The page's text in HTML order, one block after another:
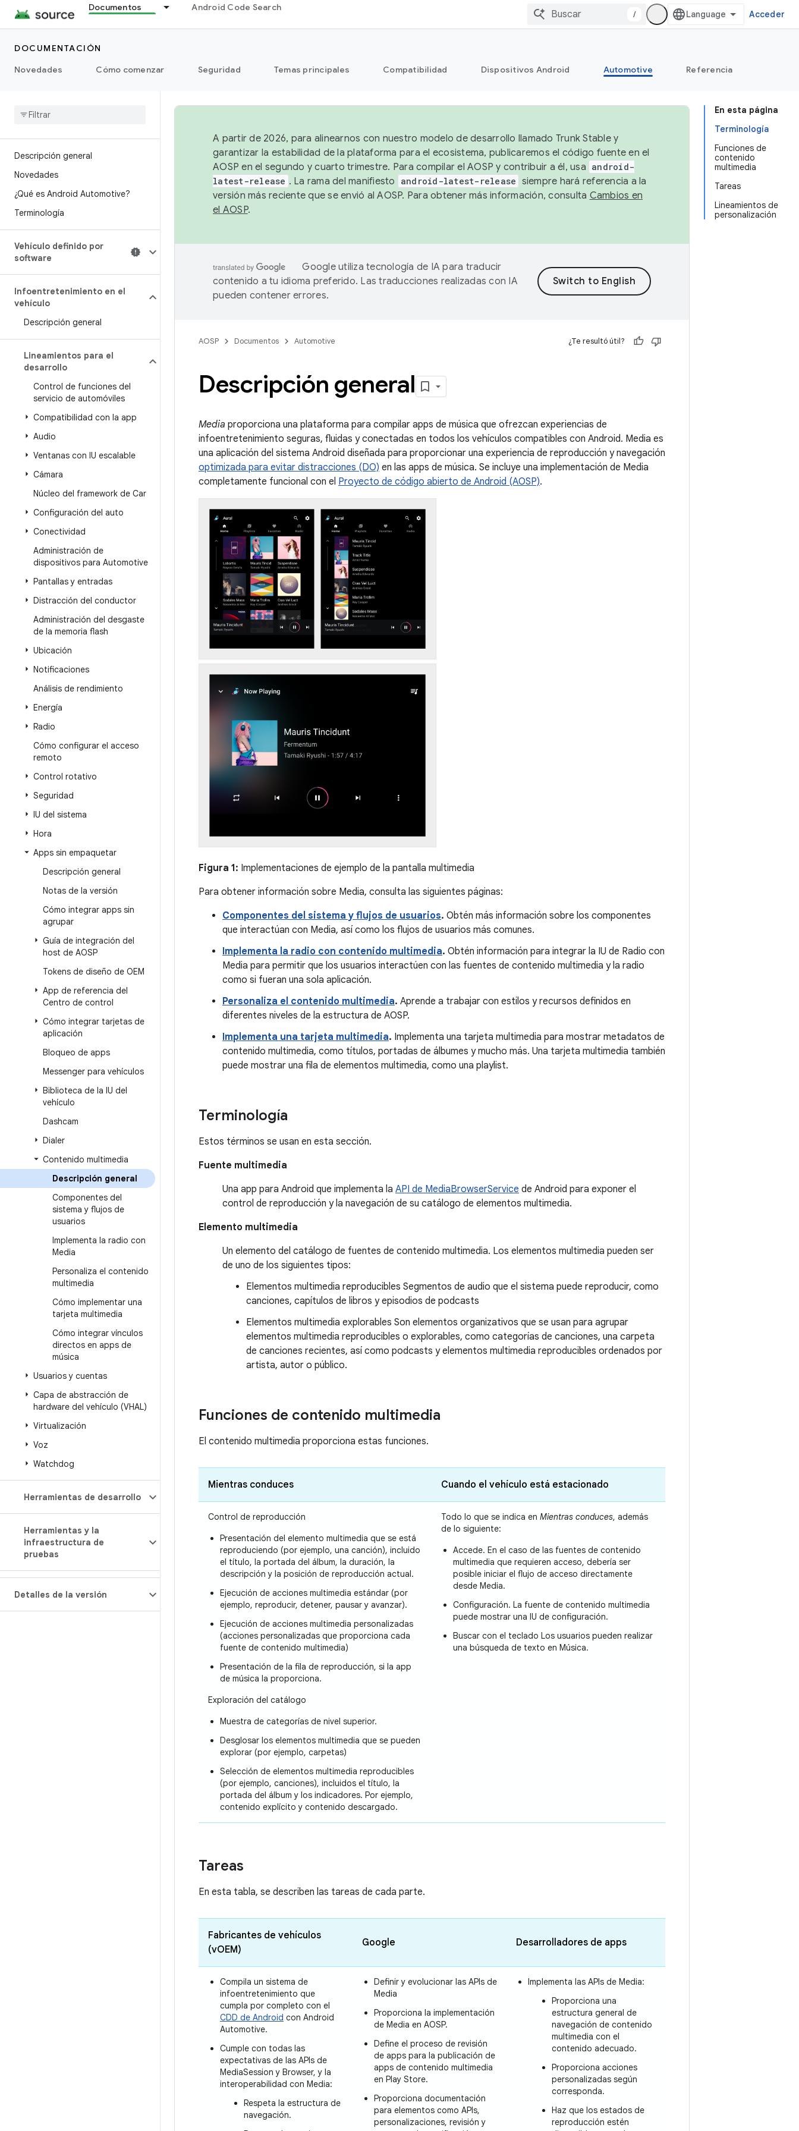
Documentos Android Code Search
/ Acceder
DOCUMENTACIÓN
Novedades
Cómo comenzar Seguridad Temas principales Compatibilidad Dispositivos Android Automotive Referencia
Descripción general
Novedades
¿Qué es Android Automotive?
Terminología
Vehículo definido por
software
Infoentretenimiento en el
vehículo
Descripción general
Lineamientos para el
desarrollo
Control de funciones del
servicio de automóviles
Compatibilidad con la app
Audio
Ventanas con IU escalable
Cámara
Núcleo del framework de Car
Configuración del auto
Conectividad
Administración de
dispositivos para Automotive
Pantallas y entradas
Distracción del conductor
Administración del desgaste
de la memoria flash
Ubicación
Notificaciones
Análisis de rendimiento
Energía
Radio
Cómo configurar el acceso
remoto
Control rotativo
Seguridad
IU del sistema
Hora
Apps sin empaquetar
Descripción general
Notas de la versión
Cómo integrar apps sin
agrupar
Guía de integración del
host de AOSP
Tokens de diseño de OEM
App de referencia del
Centro de control
Cómo integrar tarjetas de
aplicación
Bloqueo de apps
Messenger para vehículos
Biblioteca de la IU del
vehículo
Dashcam
Dialer
Contenido multimedia
Descripción general
Componentes del
sistema y flujos de
usuarios
Implementa la radio con
Media
Personaliza el contenido
multimedia
Cómo implementar una
tarjeta multimedia
Cómo integrar vínculos
directos en apps de
música
Usuarios y cuentas
Capa de abstracción de
hardware del vehículo (VHAL)
Virtualización
Voz
Watchdog
Herramientas de desarrollo
Herramientas y la
infraestructura de
pruebas
Detalles de la versión
En esta página
Terminología
Funciones de
contenido
multimedia
Tareas
Lineamientos de
personalización
A partir de 2026, para alinearnos con nuestro modelo de desarrollo llamado Trunk Stable y
garantizar la estabilidad de la plataforma para el ecosistema, publicaremos el código fuente en el
AOSP en el segundo y cuarto trimestre. Para compilar el AOSP y contribuir a él, usa android-
latest-release . La rama del manifiesto android-latest-release siempre hará referencia a la
versión más reciente que se envió al AOSP. Para obtener más información, consulta Cambios en
el AOSP.
Google utiliza tecnología de IA para traducir
contenido a tu idioma preferido. Las traducciones realizadas con IA
pueden contener errores.
AOSP Documentos Automotive ¿Te resultó útil?
Descripción general
Media proporciona una plataforma para compilar apps de música que ofrezcan experiencias de
infoentretenimiento seguras, fluidas y conectadas en todos los vehículos compatibles con Android. Media es
una aplicación del sistema Android diseñada para proporcionar una experiencia de reproducción y navegación
optimizada para evitar distracciones (DO) en las apps de música. Se incluye una implementación de Media
completamente funcional con el Proyecto de código abierto de Android (AOSP).
Figura 1: Implementaciones de ejemplo de la pantalla multimedia
Para obtener información sobre Media, consulta las siguientes páginas:
Componentes del sistema y flujos de usuarios. Obtén más información sobre los componentes
que interactúan con Media, así como los flujos de usuarios más comunes.
Implementa la radio con contenido multimedia. Obtén información para integrar la IU de Radio con
Media para permitir que los usuarios interactúen con las fuentes de contenido multimedia y la radio
como si fueran una sola aplicación.
Personaliza el contenido multimedia. Aprende a trabajar con estilos y recursos definidos en
diferentes niveles de la estructura de AOSP.
Implementa una tarjeta multimedia. Implementa una tarjeta multimedia para mostrar metadatos de
contenido multimedia, como títulos, portadas de álbumes y mucho más. Una tarjeta multimedia también
puede mostrar una fila de elementos multimedia, como una playlist.
Terminología
Estos términos se usan en esta sección.
Fuente multimedia
Una app para Android que implementa la API de MediaBrowserService de Android para exponer el
control de reproducción y la navegación de su catálogo de elementos multimedia.
Elemento multimedia
Un elemento del catálogo de fuentes de contenido multimedia. Los elementos multimedia pueden ser
de uno de los siguientes tipos:
Elementos multimedia reproducibles Segmentos de audio que el sistema puede reproducir, como
canciones, capítulos de libros y episodios de podcasts
Elementos multimedia explorables Son elementos organizativos que se usan para agrupar
elementos multimedia reproducibles o explorables, como categorías de canciones, una carpeta
de canciones recientes, así como podcasts y elementos multimedia reproducibles ordenados por
artista, autor o público.
Funciones de contenido multimedia
El contenido multimedia proporciona estas funciones.
Mientras conduces Cuando el vehículo está estacionado
Control de reproducción
Presentación del elemento multimedia que se está
reproduciendo (por ejemplo, una canción), incluido
el título, la portada del álbum, la duración, la
descripción y la posición de reproducción actual.
Ejecución de acciones multimedia estándar (por
ejemplo, reproducir, detener, pausar y avanzar).
Ejecución de acciones multimedia personalizadas
(acciones personalizadas que proporciona cada
fuente de contenido multimedia)
Presentación de la fila de reproducción, si la app
de música la proporciona.
Exploración del catálogo
Muestra de categorías de nivel superior.
Desglosar los elementos multimedia que se pueden
explorar (por ejemplo, carpetas)
Selección de elementos multimedia reproducibles
(por ejemplo, canciones), incluidos el título, la
portada del álbum y los indicadores. Por ejemplo,
contenido explícito y contenido descargado.
Todo lo que se indica en Mientras conduces, además
de lo siguiente:
Accede. En el caso de las fuentes de contenido
multimedia que requieren acceso, debería ser
posible iniciar el flujo de acceso directamente
desde Media.
Configuración. La fuente de contenido multimedia
puede mostrar una IU de configuración.
Buscar con el teclado Los usuarios pueden realizar
una búsqueda de texto en Música.
Tareas
En esta tabla, se describen las tareas de cada parte.
Fabricantes de vehículos
(vOEM)
Google Desarrolladores de apps
Compila un sistema de
infoentretenimiento que
cumpla por completo con el
CDD de Android con Android
Automotive.
Cumple con todas las
expectativas de las APIs de
MediaSession y Browser, y la
interoperabilidad con Media:
Respeta la estructura de
navegación.
Definir y evolucionar las APIs de
Media
Proporciona la implementación
de Media en AOSP.
Define el proceso de revisión
de apps para la publicación de
apps de contenido multimedia
en Play Store.
Proporciona documentación
para elementos como APIs,
personalizaciones, revisión y
Implementa las APIs de Media:
Proporciona una
estructura general de
navegación de contenido
multimedia con el
contenido adecuado.
Proporciona acciones
personalizadas según
corresponda.
Haz que los estados de
reproducción estén